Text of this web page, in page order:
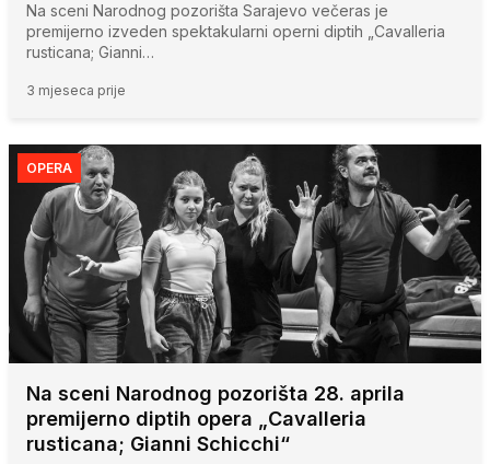
Na sceni Narodnog pozorišta Sarajevo večeras je
premijerno izveden spektakularni operni diptih „Cavalleria
rusticana; Gianni…
3 mjeseca prije
OPERA
Na sceni Narodnog pozorišta 28. aprila
premijerno diptih opera „Cavalleria
rusticana; Gianni Schicchi“